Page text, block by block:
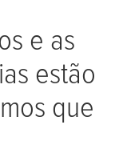
e as
estão
que